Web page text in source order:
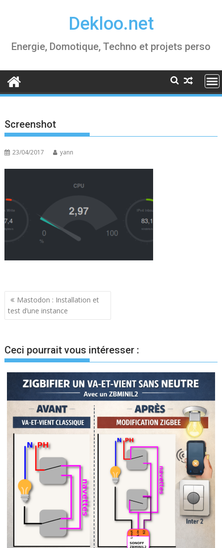
Dekloo.net
Energie, Domotique, Techno et projets perso
Screenshot
23/04/2017 yann
Navigation
de
Mastodon : Installation et
test d’une instance
Ceci pourrait vous intéresser :